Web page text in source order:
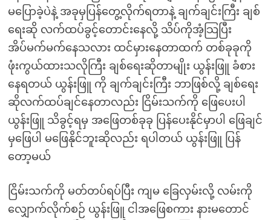
မပြောခဲ့ပဲနဲ့ အခုမှပြန်တွေ့လိုက်ရတာနဲ့ ချက်ချင်းကြီး ချစ်
ရေးဆို လက်ထပ်ခွင့်တောင်းနေလို့ သိပ်ကိုအံ့သြပြီး
အိပ်မက်မက်နေသလား ထင်မှားနေတာထက် တစ်ခုခုကို
ဖုံးကွယ်ထားသလိုကြီး ချစ်ရေးဆိုတာမျိုး ယွန်းဖြူ ခံစား
နေရတယ် ယွန်းဖြူ ကို ချက်ချင်းကြီး ဘာဖြစ်လို့ ချစ်ရေး
ဆိုလက်ထပ်ချင်နေတာလည်း ငြိမ်းသက်ကို ဖြေပေးပါ
ယွန်းဖြူ သိခွင့်ရမှ အဖြေတစ်ခုခု ပြန်ပေးနိုင်မှာပါ ဖြေချင်
မှဖြေပါ မဖြေနိုင်ဘူးဆိုလည်း ရပါတယ် ယွန်းဖြူ ပြန်
တော့မယ်
ငြိမ်းသက်ကို မတ်တပ်ရပ်ပြီး ကျမ ခြေလှမ်းလို့ လမ်းကို
လျှောက်လိုက်စဉ် ယွန်းဖြူ ငါအဖြေစကား နားမတောင်